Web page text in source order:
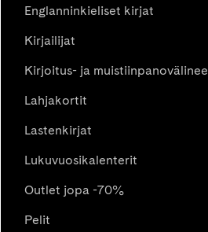
Englanninkieliset kirjat
Kirjailijat
Kirjoitus- ja
Lahjakortit
Lastenkirjat
Lukuvuosikalenterit
Outlet jopa -70%
Pelit